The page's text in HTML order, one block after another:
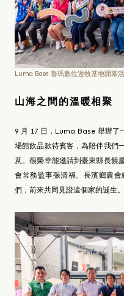
Luma Base 魯瑪數位遊牧基地開幕
山海之間的溫暖相聚
9 月 17 日，Luma Base 舉辦了
場館飲品款待賓客，為陪伴我們
意。很榮幸能邀請到臺東縣長饒
會常務監事張清福、長濱鄉農
們，前來共同見證這個家的誕生。